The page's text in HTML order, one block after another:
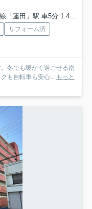
「蓮田」駅 車5分 1.4km
リフォーム済
冬でも暖かく過ごせる南
も自転車も安心... もっと